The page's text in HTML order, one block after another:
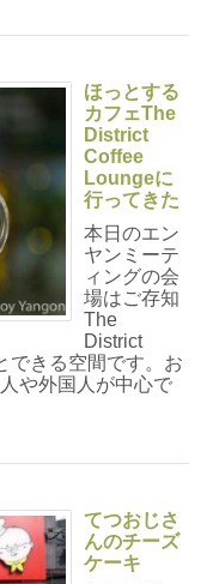
ほっとする
カフェThe
District
Coffee
Loungeに
行ってきた
本日のエン
ヤンミーテ
ィングの会
場はご存知
The
District
できる空間です。お
や外国人が中心で
てつおじさ
んのチーズ
ケーキ